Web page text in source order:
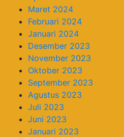
Maret 2024
Februari 2024
Januari 2024
Desember 2023
November 2023
Oktober 2023
September 2023
Agustus 2023
Juli 2023
Juni 2023
Januari 2023